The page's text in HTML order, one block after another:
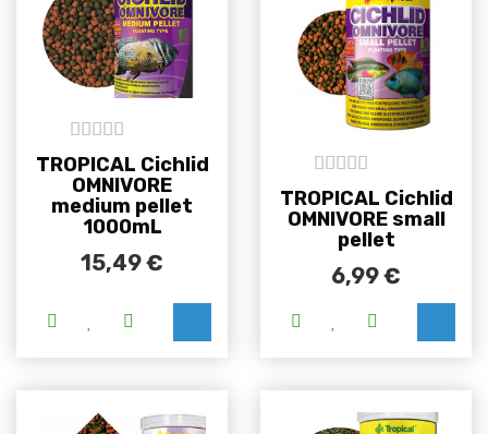
5out of 5
TROPICAL Cichlid
OMNIVORE
medium pellet
1000mL
15,49€
5out of 5
TROPICAL Cichlid
OMNIVORE small
pellet
6,99€
Ovaj proizvod